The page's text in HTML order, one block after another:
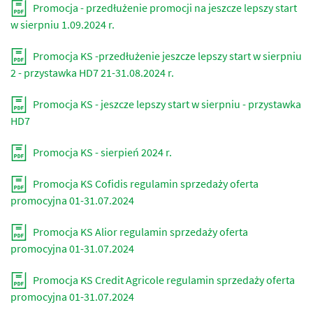
Promocja - przedłużenie promocji na jeszcze lepszy start
w sierpniu 1.09.2024 r.
Promocja KS -przedłużenie jeszcze lepszy start w sierpniu
2 - przystawka HD7 21-31.08.2024 r.
Promocja KS - jeszcze lepszy start w sierpniu - przystawka
HD7
Promocja KS - sierpień 2024 r.
Promocja KS Cofidis regulamin sprzedaży oferta
promocyjna 01-31.07.2024
Promocja KS Alior regulamin sprzedaży oferta
promocyjna 01-31.07.2024
Promocja KS Credit Agricole regulamin sprzedaży oferta
promocyjna 01-31.07.2024